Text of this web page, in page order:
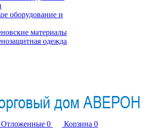
оборудование и
материалы
одежда
Отложенные 0 Корзина 0